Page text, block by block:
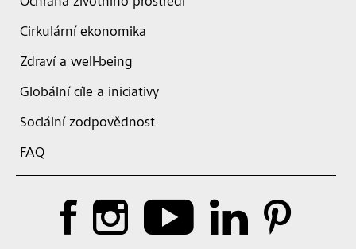
Cirkulární ekonomika
Zdraví a well-being
Globální cíle a iniciativy
Sociální zodpovědnost
FAQ